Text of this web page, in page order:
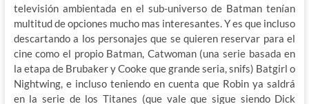
televisión ambientada en el sub-universo de Batman tenían
multitud de opciones mucho mas interesantes. Y es que incluso
descartando a los personajes que se quieren reservar para el
cine como el propio Batman, Catwoman (una serie basada en
la etapa de Brubaker y Cooke que grande seria, snifs) Batgirl o
Nightwing, e incluso teniendo en cuenta que Robin ya saldrá
en la serie de los Titanes (que vale que sigue siendo Dick